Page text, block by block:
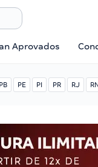
Aprovados
PB PE PI PR RJ